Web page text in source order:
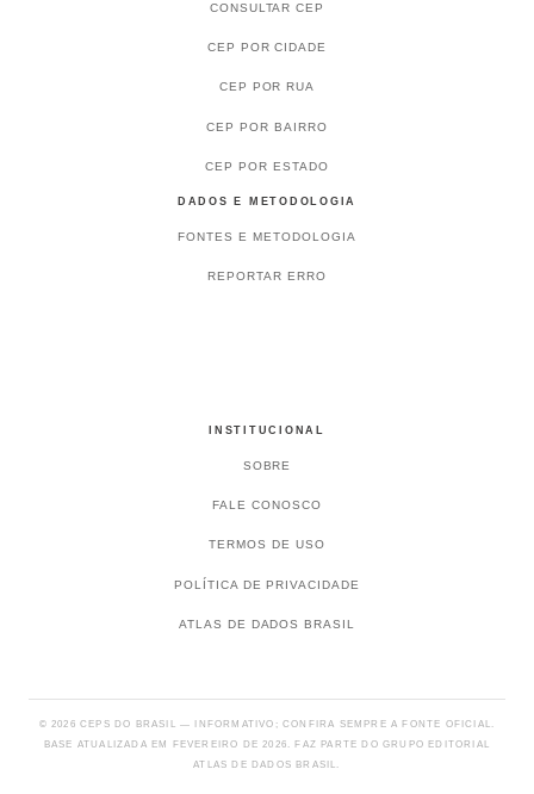
CONSULTAR CEP
CEP POR CIDADE
CEP POR RUA
CEP POR BAIRRO
CEP POR ESTADO
DADOS E METODOLOGIA
FONTES E METODOLOGIA
REPORTAR ERRO
INSTITUCIONAL
SOBRE
FALE CONOSCO
TERMOS DE USO
POLÍTICA DE PRIVACIDADE
ATLAS DE DADOS BRASIL
© 2026 CEPS DO BRASIL — INFORMATIVO; CONFIRA SEMPRE A FONTE OFICIAL.
BASE ATUALIZADA EM FEVEREIRO DE 2026. FAZ PARTE DO GRUPO EDITORIAL
ATLAS DE DADOS BRASIL.